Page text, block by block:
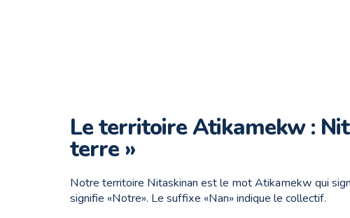
Le territoire Atikamekw :
terre »
Notre territoire Nitaskinan est le mot Atikamekw qui
signifie «Notre». Le suffixe «Nan» indique le collectif.